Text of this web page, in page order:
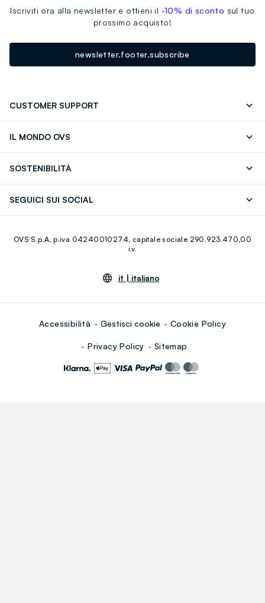
Iscriviti ora alla newsletter e ottieni il -10% di sconto sul tuo
prossimo acquisto!
newsletter.footer.subscribe
CUSTOMER SUPPORT
IL MONDO OVS
Giftcard
SOSTENIBILITÀ
SEGUICI SUI SOCIAL
Youtube Linkedin
OVS S.p.A, p.iva 04240010274, capitale sociale 290.923.470,00
i.v.
it | italiano
Accessibilità Gestisci cookie Cookie Policy
Privacy Policy Sitemap